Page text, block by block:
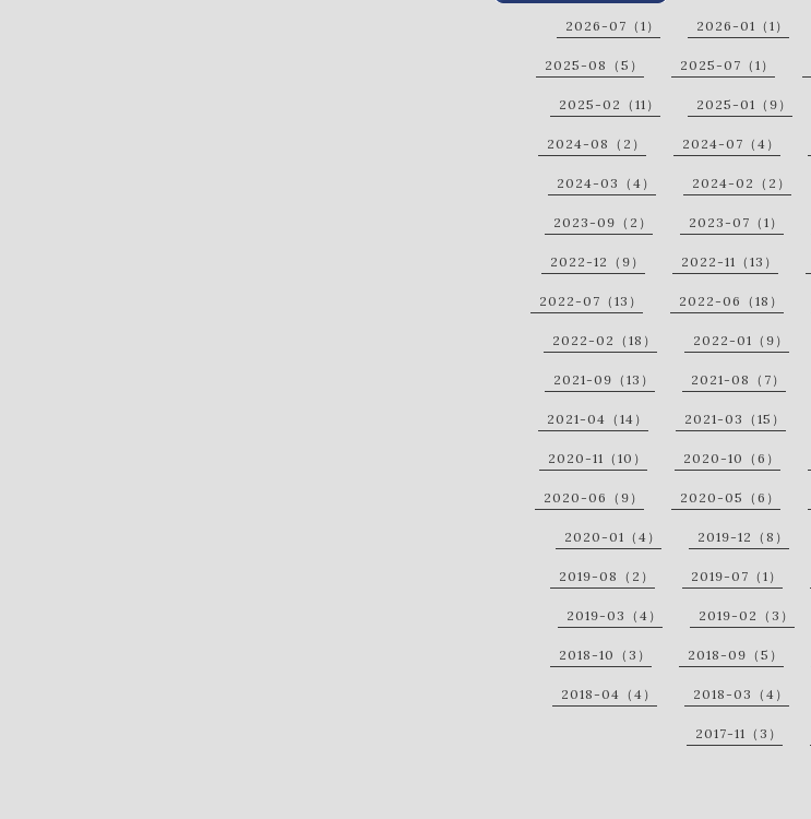
2026-07（1） 2026-01（1）
2025-08（5） 2025-07（1）
2025-02（11） 2025-01（9）
2024-08（2） 2024-07（4）
2024-03（4） 2024-02（2）
2023-09（2） 2023-07（1）
2022-12（9） 2022-11（13）
2022-07（13） 2022-06（18）
2022-02（18） 2022-01（9）
2021-09（13） 2021-08（7）
2021-04（14） 2021-03（15）
2020-11（10） 2020-10（6）
2020-06（9） 2020-05（6）
2020-01（4） 2019-12（8）
2019-08（2） 2019-07（1）
2019-03（4） 2019-02（3）
2018-10（3） 2018-09（5）
2018-04（4） 2018-03（4）
2017-11（3）